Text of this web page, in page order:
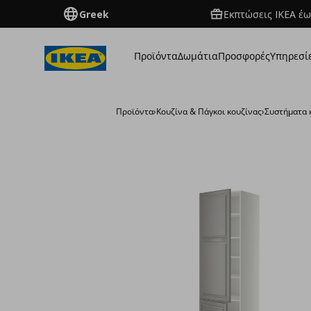
Greek Εκπτώσεις IKEA
ΠροϊόνταΔωμάτιαΠροσφορές
Προϊόντα›Κουζίνα & Πάγκοι κουζίνας›Συστήματα